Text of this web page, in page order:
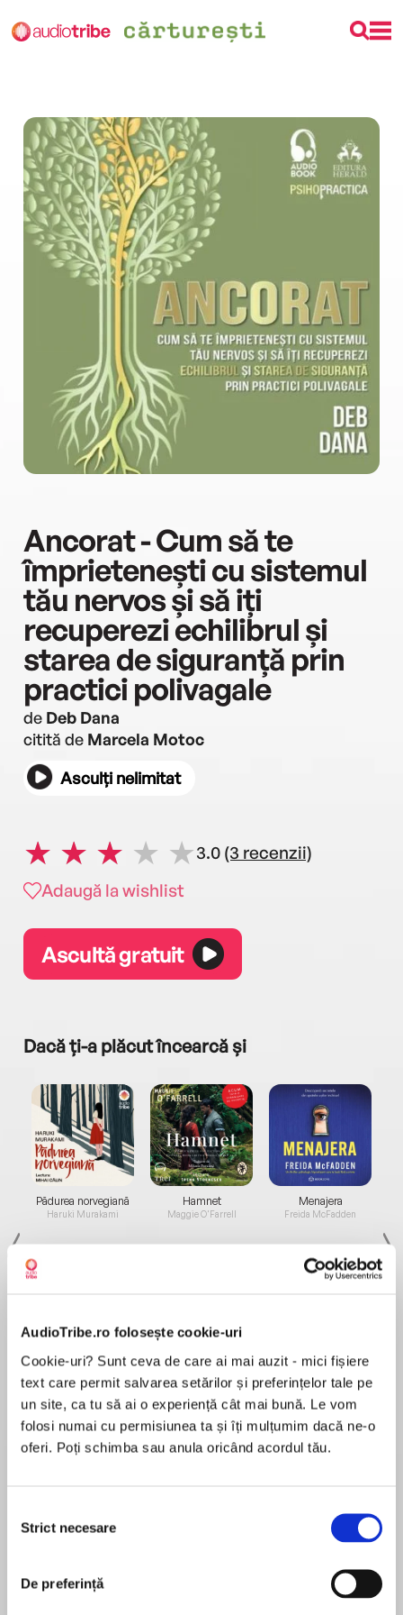
AudioTribe.ro folosește cookie-uri
Cookie-uri? Sunt ceva de care ai mai auzit - mici fișiere
text care permit salvarea setărilor și preferințelor tale pe
un site, ca tu să ai o experiență cât mai bună. Le vom
folosi numai cu permisiunea ta și îți mulțumim dacă ne-o
oferi. Poți schimba sau anula oricând acordul tău.
consimțământului
Strict necesare
De preferință
Ancorat - Cum să te
împrietenești cu sistemul
tău nervos și să iți
recuperezi echilibrul și
starea de siguranță prin
practici polivagale
de Deb Dana
citită de Marcela Motoc
Asculți nelimitat
3.0 (3 recenzii)
Adaugă la wishlist
Ascultă gratuit
Dacă ți-a plăcut încearcă și
Pădurea norvegiană
Haruki Murakami
Elita de Argint (Elita
de...
Dani Francis
Hamnet
Maggie O'Farrell
Diavolul se îmbracă de
la...
Lauren Weisberger
Menajera
Freida McFadden
Migdală
Sohn Won-pyung
Povestile despre cine suntem si cum privim
lumea incep in corpul nostru. Inainte ca creierul
limbaj, sistemul nervos initiaza un raspuns care: